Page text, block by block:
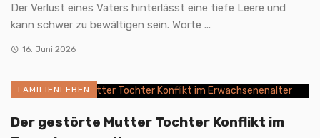
Der Verlust eines Vaters hinterlässt eine tiefe Leere und
kann schwer zu bewältigen sein. Worte ...
16. Juni 2026
FAMILIENLEBEN
Der gestörte Mutter Tochter Konflikt im